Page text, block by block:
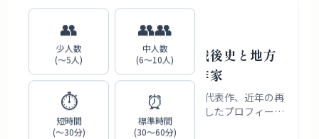
👥
少人数
(〜5人)
👥👥
中人数
(6〜10人)
⏱️
短時間
(〜30分)
⏰
標準時間
(30〜60分)
岡部耕大プロフィール｜戦後史と地方
の記憶を骨太に描いた劇作家
岡部耕大さんの経歴、作風、受賞歴、代表作、近年の再
評価と地域での継承状況を敬体で整理したプロフィール
記事です。
2026年7月31日